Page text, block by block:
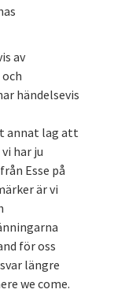
av
händelsevis
annat lag att
har ju
Esse på
är vi
för oss
längre
we come.